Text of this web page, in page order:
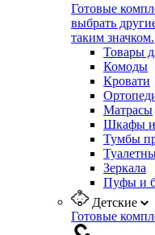
Готовые
выбрать
таким значком.
Товары
Комоды
Кровати
Матрасы
Шкафы и
Тумбы
Зеркала
Пуфы и
Детские
Готовые